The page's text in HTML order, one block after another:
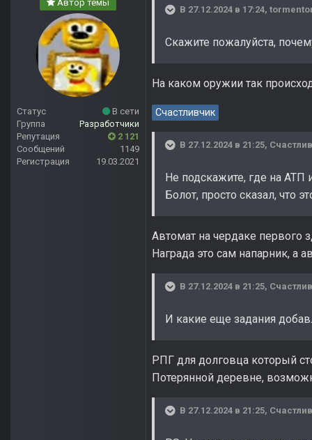
Автор темы
Статус
В сети
Группа
Разработчики
Репутация
2 121
Сообщений
1149
Регистрация
19.03.2021
В 27.12.2024 в 17:24,
Скажите пожалуйста,
На каком оружии так
Счастливчик
В 27.12.2024 в 21:25,
Не подскажите, где на АТП
Болот, просто сказал, что
Автомат на чердаке первого
Награда это сам напарник, а
В 27.12.2024 в 21:25,
И какие еще задания
РПГ для долговца который
Потерянной деревне,
В 27.12.2024 в 21:25,